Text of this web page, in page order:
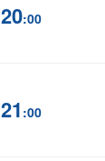
20:00
21 :00